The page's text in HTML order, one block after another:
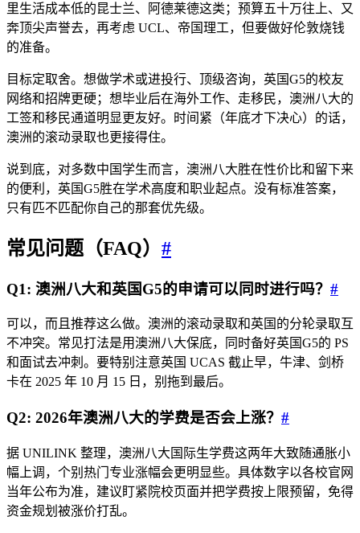
里生活成本低的昆士兰、阿德莱德这类；预算五十万往上、又
奔顶尖声誉去，再考虑 UCL、帝国理工，但要做好伦敦烧钱
的准备。
目标定取舍。想做学术或进投行、顶级咨询，英国G5的校友
网络和招牌更硬；想毕业后在海外工作、走移民，澳洲八大的
工签和移民通道明显更友好。时间紧（年底才下决心）的话，
澳洲的滚动录取也更接得住。
说到底，对多数中国学生而言，澳洲八大胜在性价比和留下来
的便利，英国G5胜在学术高度和职业起点。没有标准答案，
只有匹不匹配你自己的那套优先级。
常见问题（FAQ） #
Q1: 澳洲八大和英国G5的申请可以同时进行吗？ #
可以，而且推荐这么做。澳洲的滚动录取和英国的分轮录取互
不冲突。常见打法是用澳洲八大保底，同时备好英国G5的 PS
和面试去冲刺。要特别注意英国 UCAS 截止早，牛津、剑桥
卡在 2025 年 10 月 15 日，别拖到最后。
Q2: 2026年澳洲八大的学费是否会上涨？ #
据 UNILINK 整理，澳洲八大国际生学费这两年大致随通胀小
幅上调，个别热门专业涨幅会更明显些。具体数字以各校官网
当年公布为准，建议盯紧院校页面并把学费按上限预留，免得
资金规划被涨价打乱。